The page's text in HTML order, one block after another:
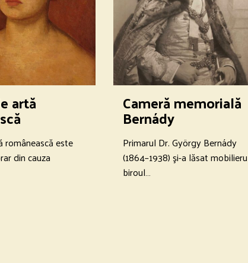
artă
românească este
din cauza
Cameră memorială
Bernády
Primarul Dr. György Bernády
(1864–1938) şi-a lăsat
biroul…